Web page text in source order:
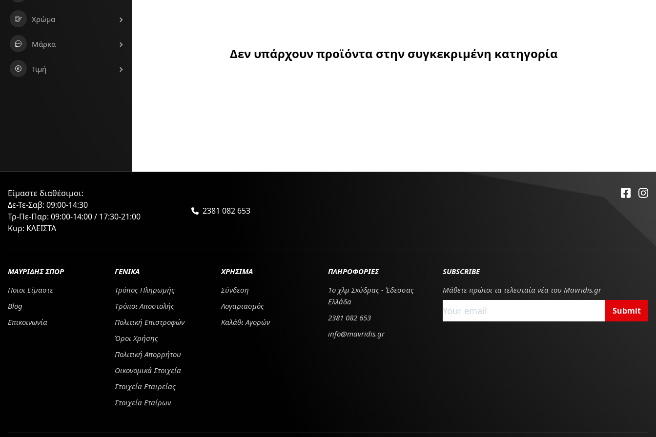
Χρώμα
Μάρκα
Τιμή
Δεν υπάρχουν προϊόντα στην συγκεκριμένη κατηγορία
Είμαστε διαθέσιμοι:
Δε-Τε-Σαβ: 09:00-14:30
Τρ-Πε-Παρ: 09:00-14:00 / 17:30-21:00
Κυρ: ΚΛΕΙΣΤΑ
2381 082 653
ΜΑΥΡΙΔΗΣ ΣΠΟΡ
Ποιοι Είμαστε
Blog
Επικοινωνία
ΓΕΝΙΚΑ
Τρόπος Πληρωμής
Tρόποι Αποστολής
Πολιτική Επιστροφών
Όροι Χρήσης
Πολιτική Απορρήτου
Οικονομικά Στοιχεία
Στοιχεία Εταιρείας
Στοιχεία Εταίρων
ΧΡΗΣΙΜΑ
Σύνδεση
Λογαριασμός
Καλάθι Αγορών
ΠΛΗΡΟΦΟΡΙΕΣ
1ο χλμ Σκύδρας - Έδεσσας
Ελλάδα
2381 082 653
info@mavridis.gr
SUBSCRIBE
Μάθετε πρώτοι τα τελευταία νέα του Mavridis.gr
Submit